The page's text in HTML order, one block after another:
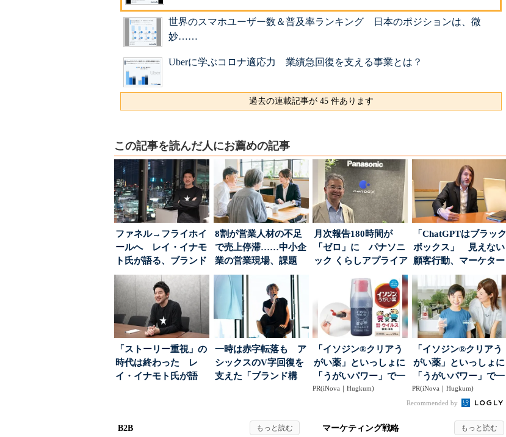
世界のスマホユーザー数＆普及率ランキング 日本のポジションは、微
妙……
Uberに学ぶコロナ適応力 業績急回復を支える事業とは？
過去の連載記事が 45 件あります
この記事を読んだ人にお薦めの記事
ファネル→フライホイ
ールへ レイ・イナモ
ト氏が語る、ブランド
が「信頼」を得るた
め...
8割が営業人材の不足
で売上停滞……中小企
業の営業現場、課題
は？
月次報告180時間が
「ゼロ」に パナソニ
ック くらしアプライア
「ChatGPTはブラック
ボックス」 見えない
顧客行動、マーケター
に残された打ち...
「ストーリー重視」の
時代は終わった レ
イ・イナモト氏が語
一時は赤字転落も ア
シックスのV字回復を
支えた「ブランド構
「イソジン®クリアう
がい薬」といっしょに
「うがいパワー」で一
年中！ 健やか
PR(iNova｜Hugkum)
「イソジン®クリアう
がい薬」といっしょに
「うがいパワー」で一
年中！ 健やか
PR(iNova｜Hugkum)
Recommended by
B2B マーケティング戦略